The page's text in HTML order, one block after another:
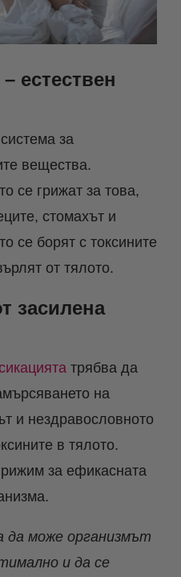
естествен
за
вещества.
се грижат за това,
стомахът и
се борят с токсините
от тялото.
засилена
трябва да
на
и нездравословното
в тялото.
за ефикасната
да може организмът
и да се